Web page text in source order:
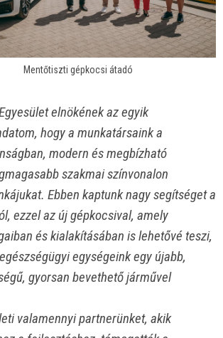
Mentőtiszti gépkocsi átadó
elnökének az egyik
hogy a munkatársaink a
modern és megbízható
szakmai színvonalon
Ebben kaptunk nagy segítséget a
ezzel az új gépkocsival, amely
és kialakításában is lehetővé teszi,
egységeink egy újabb,
gyorsan bevethető járművel
valamennyi partnerünket, akik